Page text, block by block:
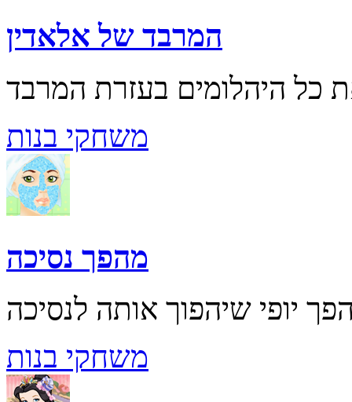
המרבד של אלאדין
משחקי בנות
מהפך נסיכה
משחקי בנות